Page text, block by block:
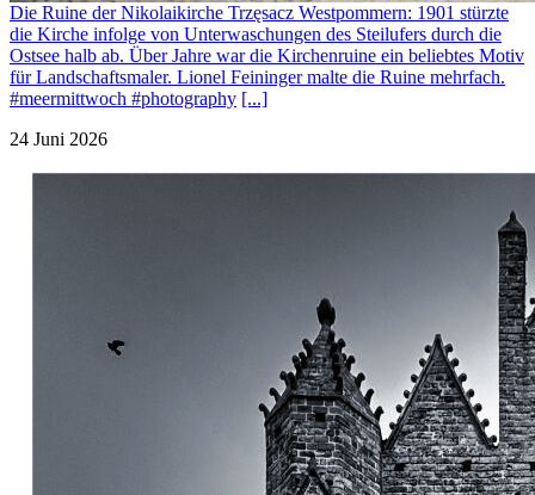
Die Ruine der Nikolaikirche Trzęsacz Westpommern: 1901 stürzte
die Kirche infolge von Unterwaschungen des Steilufers durch die
Ostsee halb ab. Über Jahre war die Kirchenruine ein beliebtes Motiv
für Landschaftsmaler. Lionel Feininger malte die Ruine mehrfach.
#meermittwoch #photography [...]
24 Juni 2026